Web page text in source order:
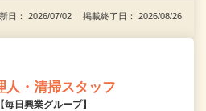
日： 2026/07/02 掲載終了日： 2026/08/26
人・清掃スタッフ
日興業グループ】